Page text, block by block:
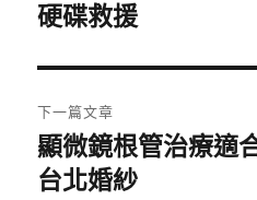
導
覽
一
文
章:
硬碟救援
下一篇文章
下
一
顯微鏡根管治療適
台北婚紗